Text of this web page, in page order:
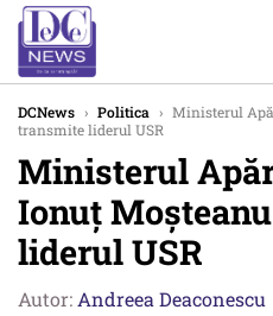
DCNews › Politica › Ministerul
transmite liderul USR
Ministerul
Ionuț
liderul USR
Autor: Andreea Deaconescu